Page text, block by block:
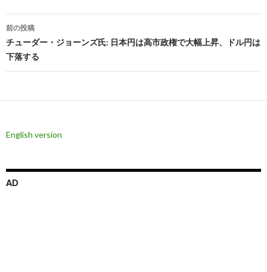
投
稿
ナ
ゲ
ー
ョ
ン
前の投稿
チューダー・ジョーンズ氏: 日本円は高市政権で大幅上昇、ドル円は
下落する
English version
AD